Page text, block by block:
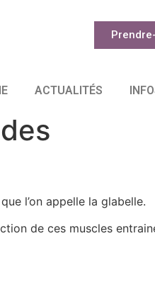
ACTUALITÉS
l’on appelle la glabelle.
de ces muscles